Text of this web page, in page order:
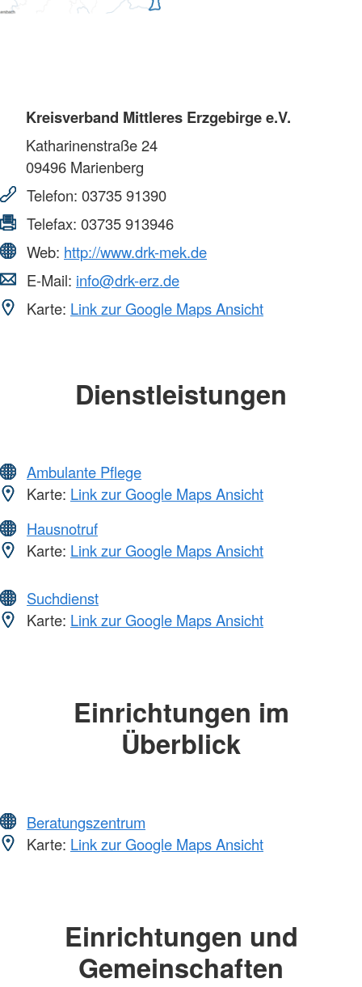
Kreisverband Mittleres Erzgebirge e.V.
Katharinenstraße 24
09496 Marienberg
Telefon: 03735 91390
Telefax: 03735 913946
Web: http://www.drk-mek.de
E-Mail: info@drk-erz.de
Karte: Link zur Google Maps Ansicht
Dienstleistungen
Ambulante Pflege
Karte: Link zur Google Maps Ansicht
Hausnotruf
Karte: Link zur Google Maps Ansicht
Suchdienst
Karte: Link zur Google Maps Ansicht
Einrichtungen im
Überblick
Beratungszentrum
Karte: Link zur Google Maps Ansicht
Einrichtungen und
Gemeinschaften